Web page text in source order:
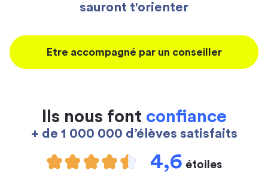
sauront t'orienter
Etre accompagné par un conseiller
Ils nous font confiance
+ de 1 000 000 d’élèves satisfaits
4,6 étoiles